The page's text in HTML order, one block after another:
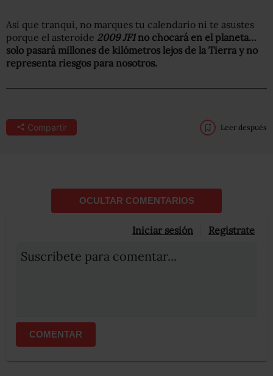
Así que tranqui, no marques tu calendario ni te asustes
porque el asteroide 2009 JF1 no chocará en el planeta…
solo pasará millones de kilómetros lejos de la Tierra y no
representa riesgos para nosotros.
Compartir Leer después
OCULTAR COMENTARIOS
Iniciar sesión Registrate
Suscribete para comentar...
COMENTAR